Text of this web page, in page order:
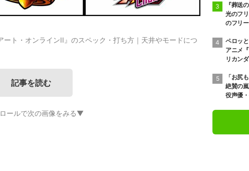
ト・オンラインII』のスペック・打ち方｜天井やモードにつ
記事を読む
ールで次の画像をみる▼
『葬送
光のフ
のフリ
ペロッ
アニメ
リカン
「お尻
絶賛の
役声優